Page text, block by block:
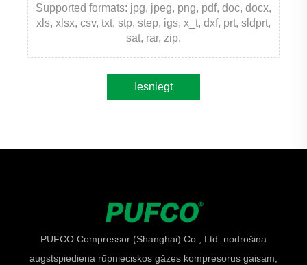
Supported formats: jpg, jpeg, png, pdf, doc, docx,
xls, xlsx, csv, txt, stp, step, igs, x_t, dxf, prt, sldprt,
sat, rar, zip.
Iesniegt
PUFCO Compressor (Shanghai) Co., Ltd. nodrošina
augstspiediena rūpnieciskos gāzes kompresorus gaisam,